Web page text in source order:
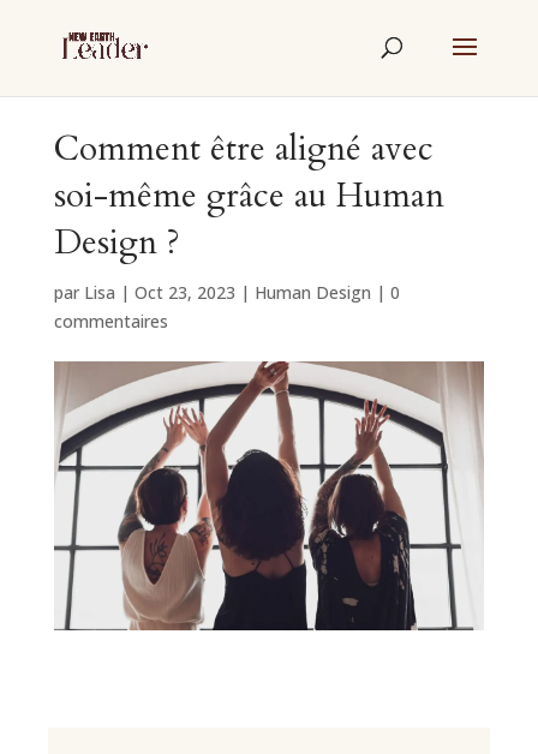
Comment être aligné avec
soi-même grâce au Human
Design ?
par Lisa | Oct 23, 2023 | Human Design | 0
commentaires